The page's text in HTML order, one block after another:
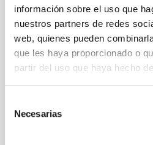
información sobre el uso que
nuestros partners de redes
web, quienes pueden
que les haya proporcionado o
partir del uso que haya hecho
Necesarias
EMPLEO
Un Titulado/a Superior
(PERIODISTA PARA
SEVERO OCHOA - SO).
selectivo (PS-2021-016)
Instituto de Astrofísica de